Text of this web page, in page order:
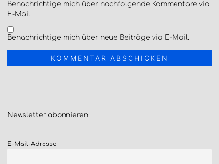
Benachrichtige mich über nachfolgende Kommentare via
E-Mail.
Benachrichtige mich über neue Beiträge via E-Mail.
Newsletter abonnieren
E-Mail-Adresse